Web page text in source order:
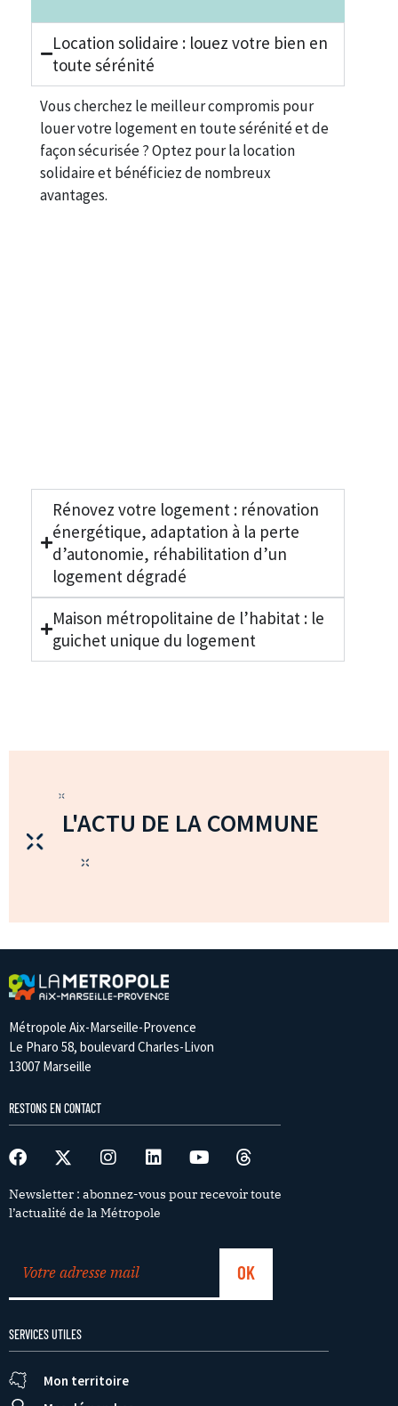
Location solidaire : louez votre bien en
toute sérénité
Vous cherchez le meilleur compromis pour
louer votre logement en toute sérénité et de
façon sécurisée ? Optez pour la location
solidaire et bénéficiez de nombreux
avantages.
Rénovez votre logement : rénovation
énergétique, adaptation à la perte
d’autonomie, réhabilitation d’un
logement dégradé
Maison métropolitaine de l’habitat : le
guichet unique du logement
L'ACTU DE LA COMMUNE
Métropole Aix-Marseille-Provence
Le Pharo 58, boulevard Charles-Livon
13007 Marseille
RESTONS EN CONTACT
Newsletter : abonnez-vous pour recevoir toute
l’actualité de la Métropole
SERVICES UTILES
Mon territoire